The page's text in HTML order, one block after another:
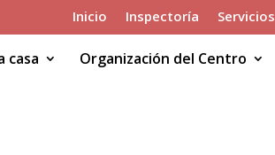
Inicio Inspectoría Servicios
casa Organización del Centro